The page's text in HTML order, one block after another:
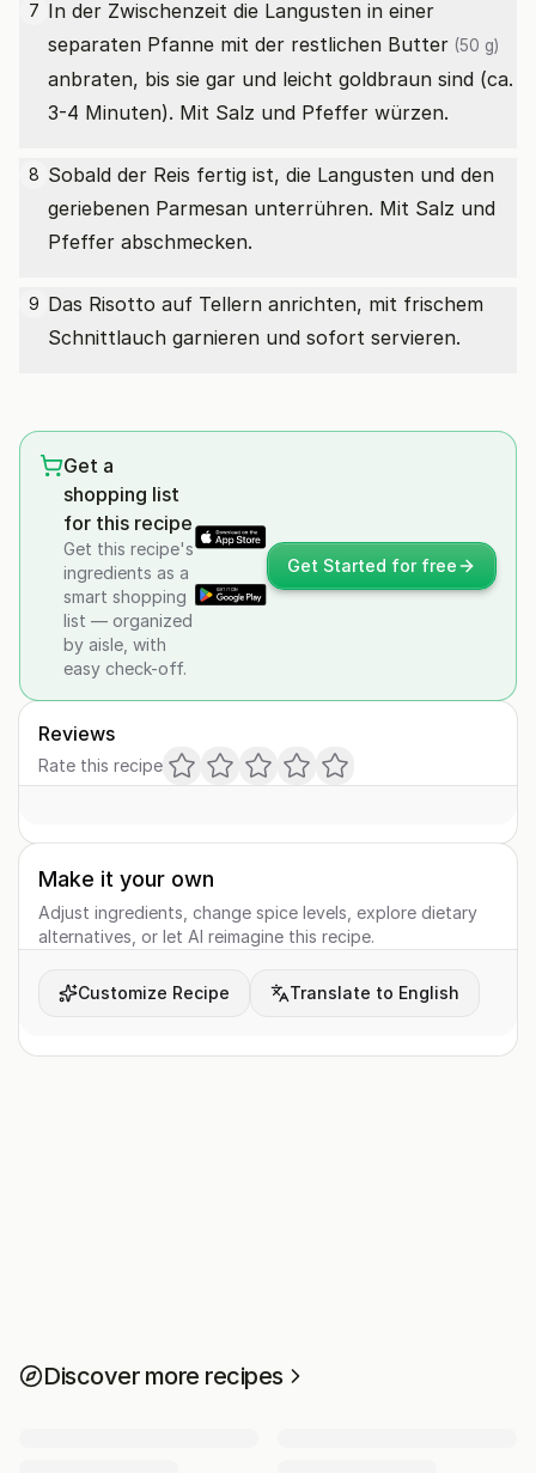
7 In der Zwischenzeit die Langusten in einer
separaten Pfanne mit der restlichen Butter (50 g)
anbraten, bis sie gar und leicht goldbraun sind (ca.
3-4 Minuten). Mit Salz und Pfeffer würzen.
8 Sobald der Reis fertig ist, die Langusten und den
geriebenen Parmesan unterrühren. Mit Salz und
Pfeffer abschmecken.
9 Das Risotto auf Tellern anrichten, mit frischem
Schnittlauch garnieren und sofort servieren.
Get a
shopping list
for this recipe
Get this recipe's
ingredients as a
smart shopping
list — organized
by aisle, with
easy check-off.
Get Started for free
Reviews
Rate this recipe
Make it your own
Adjust ingredients, change spice levels, explore dietary
alternatives, or let AI reimagine this recipe.
Customize Recipe Translate to English
Discover more recipes